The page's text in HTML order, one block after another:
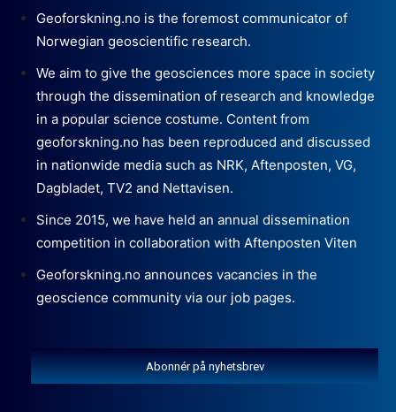
Geoforskning.no is the foremost communicator of
Norwegian geoscientific research.
We aim to give the geosciences more space in society
through the dissemination of research and knowledge
in a popular science costume. Content from
geoforskning.no has been reproduced and discussed
in nationwide media such as NRK, Aftenposten, VG,
Dagbladet, TV2 and Nettavisen.
Since 2015, we have held an annual dissemination
competition in collaboration with Aftenposten Viten
Geoforskning.no announces vacancies in the
geoscience community via our job pages.
Abonnér på nyhetsbrev